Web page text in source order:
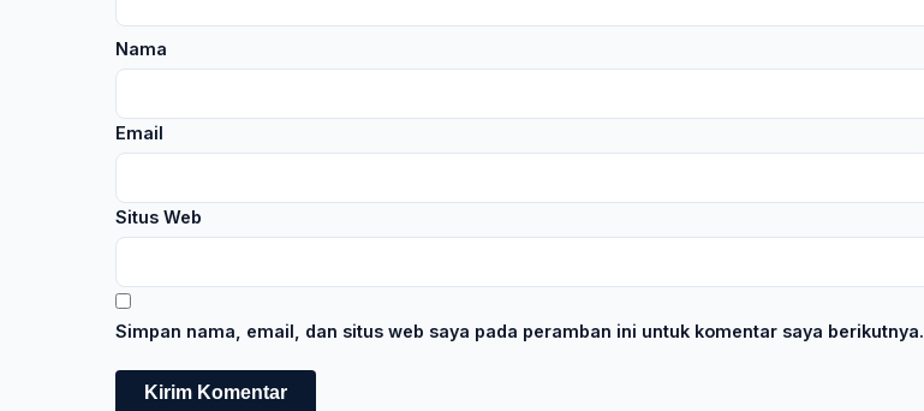
Nama
Email
Situs Web
Simpan nama, email, dan situs web saya pada peramban ini untuk komentar saya berikutnya.